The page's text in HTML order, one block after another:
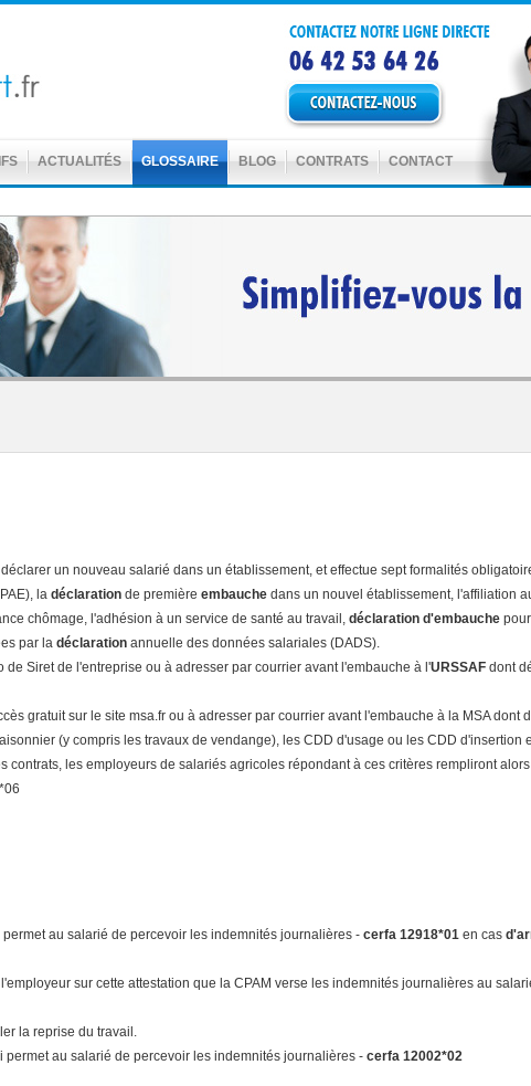
ACTUALITÉS GLOSSAIRE BLOG CONTRATS CONTACT
un nouveau salarié dans un établissement, et effectue sept formalités
la déclarationde première embauchedans un nouvel établissement, l'affiliation
chômage, l'adhésion à un service de santé au travail, déclaration d'embauchepour
par la déclarationannuelle des données salariales (DADS).
de Siret de l'entreprise ou à adresser par courrier avant l'embauche à l'URSSAFdont
gratuit sur le site msa.fr ou à adresser par courrier avant l'embauche à la MSA dont
(y compris les travaux de vendange), les CDD d'usage ou les CDD d'insertion
contrats, les employeurs de salariés agricoles répondant à ces critères rempliront
au salarié de percevoir les indemnités journalières - cerfa 12918*01en cas
sur cette attestation que la CPAM verse les indemnités journalières au
la reprise du travail.
au salarié de percevoir les indemnités journalières - cerfa 12002*02